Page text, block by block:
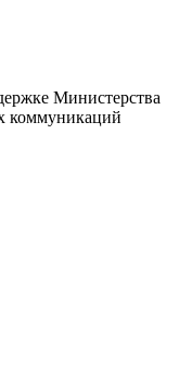
Министерства
коммуникаций